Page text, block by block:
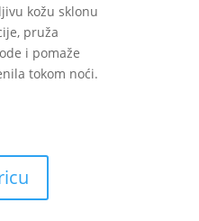
kožu sklonu
pruža
i pomaže
tokom noći.